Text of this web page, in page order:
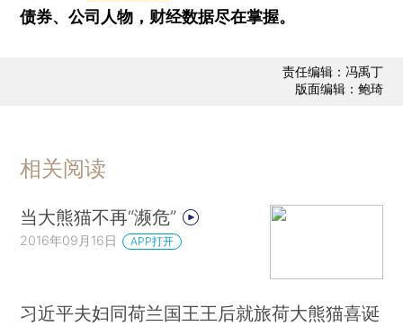
债券、公司人物，财经数据尽在掌握。
责任编辑：冯禹丁
版面编辑：鲍琦
相关阅读
当大熊猫不再“濒危”
2016年09月16日 APP打开
习近平夫妇同荷兰国王王后就旅荷大熊猫喜诞